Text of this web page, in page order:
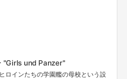
"Girls und Panzer"
ロインたちの学園艦の母校という設